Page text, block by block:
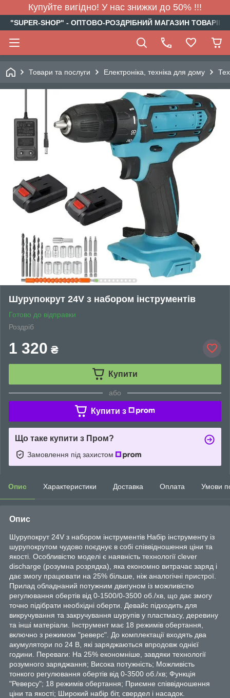
Купуйте вигідно! У нас знижки до 50% !!!
"SUPER-SHOP" - ОПТОВО-РОЗДРІБНИЙ МАГАЗИН
Товари та послуги Електроніка, техніка для дому
Шурупокрут 24V з набором інструментів
Готово до відправки
Роздріб
1 320 ₴
Купити
або
Купити з
Що таке купити з Пром?
Замовлення під захистом
Опис Характеристики Доставка Оплата Умови
Опис
Шурупокрут 24V з набором інструментів Набір інструменту із
шурупокрутом чудово поєднує в собі співвідношення ціни та
якості. Особливістю моделі є наявність технології clever
discharge (розумна розрядка), яка економно витрачає заряд і
дає змогу працювати на 25% більше, ніж аналогічні пристрої.
Прилад обладнаний потужним двигуном із можливістю
регулювання обертів від 0-1500/0-3500 об./хв, що дає змогу
точно підібрати необхідні оберти. Девайс підходить для
викручування та закручування шурупів у пластмасу, деревину
та інші матеріали. Інструмент має 18 режимів обертання,
включно з режимом "реверс". До комплектації входять два
акумулятори по 24 В, які заряджаються впродовж однієї
години. Переваги: На 25% економніше, завдяки технології
розумного заряджання; Висока потужність; Можливість
тонкого регулювання обертів від 0-3500 об./хв; Функція
"Реверсу"; 18 режимів обертання; Приємне співвідношення
ціни та якості; Широкий набір біт, свердел і насадок.